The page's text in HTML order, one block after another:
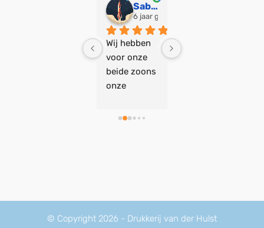
probleem.
Aanrader en
Sabine Hermans
6 jaar geleden
Wij hebben
voor onze
beide zoons
onze
rtjes door
en we zijn
heel
communicat
ie met Bas
© Copyright 2026 - Drukkerij van der Hulst